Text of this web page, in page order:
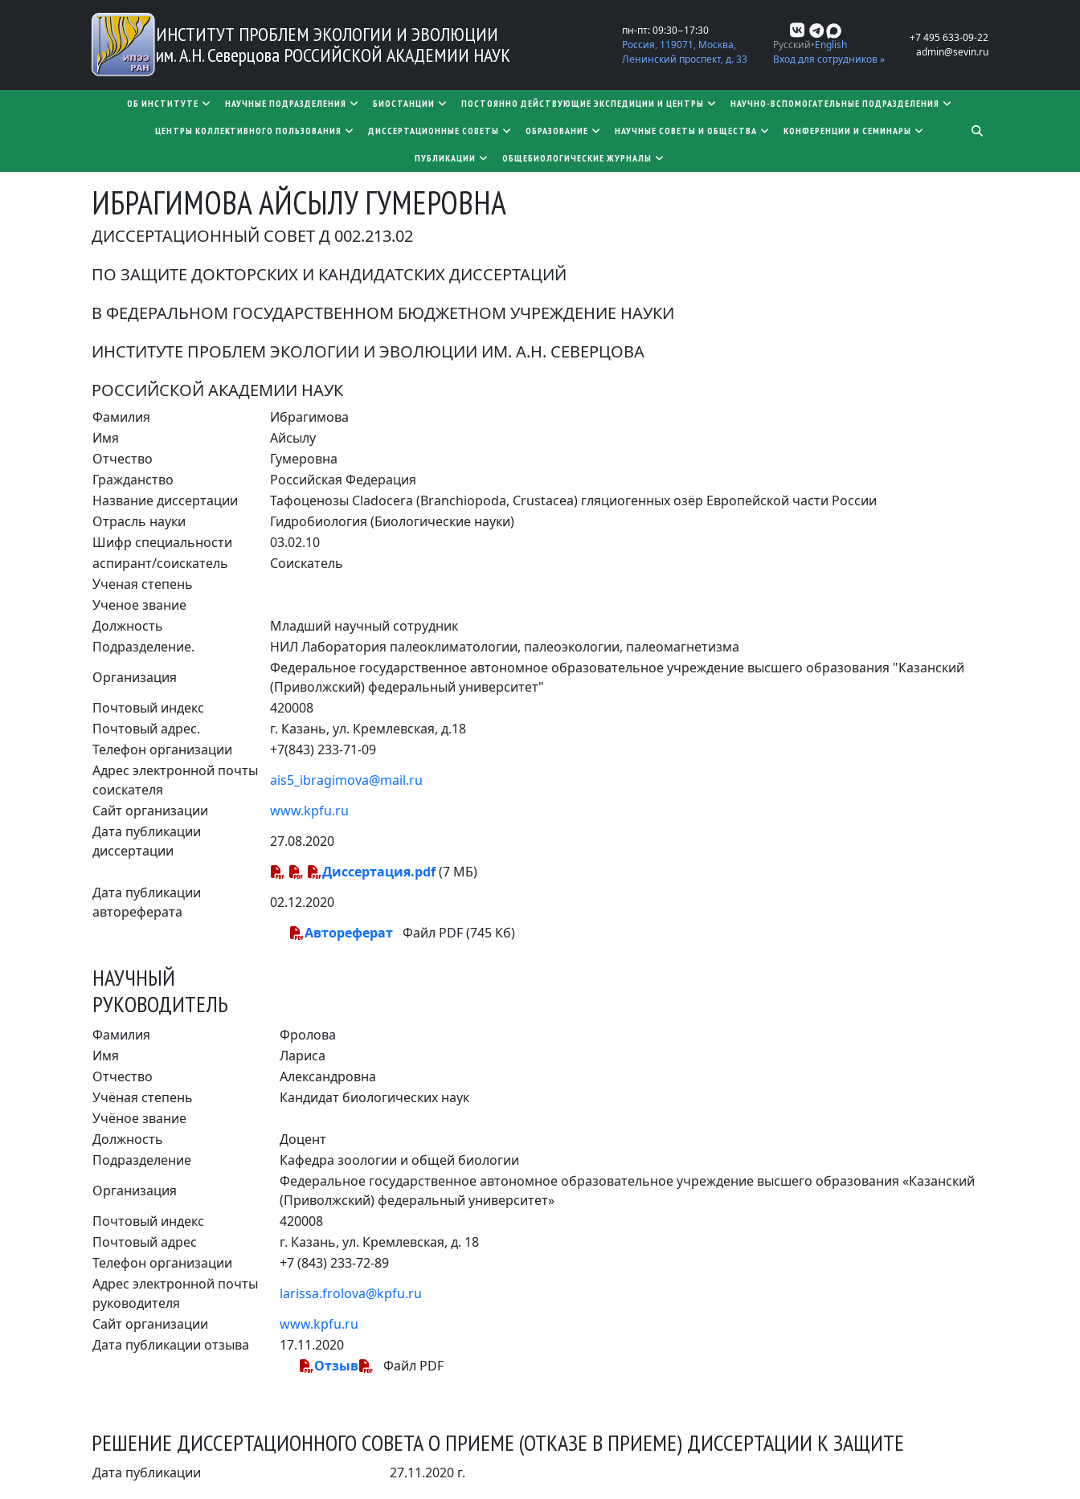
Перейти к основному содержанию
ИНСТИТУТ ПРОБЛЕМ ЭКОЛОГИИ И ЭВОЛЮЦИИ
им. А.Н. Северцова РОССИЙСКОЙ АКАДЕМИИ НАУК
пн-пт: 09:30−17:30
Россия, 119071, Москва,
Ленинский проспект, д. 33
Русский English
Вход для сотрудников »
+7 495 633-09-22
admin@sevin.ru
MAIN NAVIGATION
ОБ ИНСТИТУТЕ НАУЧНЫЕ ПОДРАЗДЕЛЕНИЯ БИОСТАНЦИИ ПОСТОЯННО ДЕЙСТВУЮЩИЕ ЭКСПЕДИЦИИ И ЦЕНТРЫ НАУЧНО-ВСПОМОГАТЕЛЬНЫЕ ПОДРАЗДЕЛЕНИЯ
ЦЕНТРЫ КОЛЛЕКТИВНОГО ПОЛЬЗОВАНИЯ ​​​​​​​ДИССЕРТАЦИОННЫЕ СОВЕТЫ ОБРАЗОВАНИЕ НАУЧНЫЕ СОВЕТЫ И ОБЩЕСТВА КОНФЕРЕНЦИИ И СЕМИНАРЫ
ПУБЛИКАЦИИ ОБЩЕБИОЛОГИЧЕСКИЕ ЖУРНАЛЫ
ИБРАГИМОВА АЙСЫЛУ ГУМЕРОВНА
ДИССЕРТАЦИОННЫЙ СОВЕТ Д 002.213.02
ПО ЗАЩИТЕ ДОКТОРСКИХ И КАНДИДАТСКИХ ДИССЕРТАЦИЙ
В ФЕДЕРАЛЬНОМ ГОСУДАРСТВЕННОМ БЮДЖЕТНОМ УЧРЕЖДЕНИЕ НАУКИ
ИНСТИТУТЕ ПРОБЛЕМ ЭКОЛОГИИ И ЭВОЛЮЦИИ ИМ. А.Н. СЕВЕРЦОВА
РОССИЙСКОЙ АКАДЕМИИ НАУК
Фамилия
Ибрагимова
Имя
Айсылу
Отчество
Гумеровна
Гражданство
Российская Федерация
Название диссертации
Тафоценозы Cladocera (Branchiopoda, Crustacea) гляциогенных озёр Европейской части России
Отрасль науки
Гидробиология (Биологические науки)
Шифр специальности
03.02.10
аспирант/соискатель
Соискатель
Ученая степень
Ученое звание
Должность
Младший научный сотрудник
Подразделение.
НИЛ Лаборатория палеоклиматологии, палеоэкологии, палеомагнетизма
Организация
Федеральное государственное автономное образовательное учреждение высшего образования "Казанский
(Приволжский) федеральный университет"
Почтовый индекс
420008
Почтовый адрес.
г. Казань, ул. Кремлевская, д.18
Телефон организации
+7(843) 233-71-09
Адрес электронной почты
соискателя
ais5_ibragimova@mail.ru
Сайт организации
www.kpfu.ru
Дата публикации
диссертации
27.08.2020
Диссертация.pdf(7 МБ)
Дата публикации
автореферата
02.12.2020
Автореферат Файл PDF (745 Кб)
НАУЧНЫЙ
РУКОВОДИТЕЛЬ
Фамилия
Фролова
Имя
Лариса
Отчество
Александровна
Учёная степень
Кандидат биологических наук
Учёное звание
Должность
Доцент
Подразделение
Кафедра зоологии и общей биологии
Организация
Федеральное государственное автономное образовательное учреждение высшего образования «Казанский
(Приволжский) федеральный университет»
Почтовый индекс
420008
Почтовый адрес
г. Казань, ул. Кремлевская, д. 18
Телефон организации
+7 (843) 233-72-89
Адрес электронной почты
руководителя
larissa.frolova@kpfu.ru
Сайт организации
www.kpfu.ru
Дата публикации отзыва
17.11.2020
Отзыв
Файл PDF
РЕШЕНИЕ ДИССЕРТАЦИОННОГО СОВЕТА О ПРИЕМЕ (ОТКАЗЕ В ПРИЕМЕ) ДИССЕРТАЦИИ К ЗАЩИТЕ
Дата публикации 27.11.2020 г.